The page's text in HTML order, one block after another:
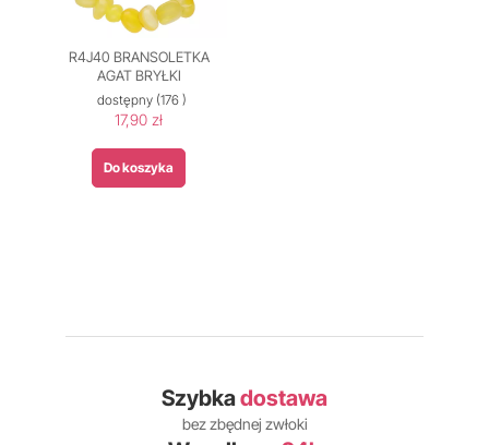
R4J40 BRANSOLETKA
AGAT BRYŁKI
dostępny(176 )
17,90 zł
Do koszyka
Szybkadostawa
bez zbędnej zwłoki